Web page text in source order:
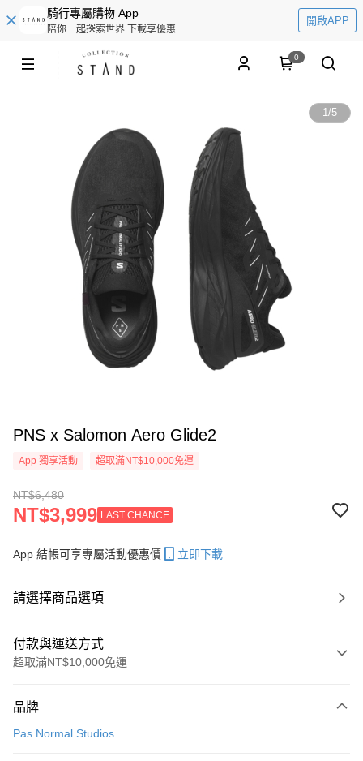
騎行專屬購物 App
陪你一起探索世界 下載享優惠
開啟APP
0
1/5
PNS x Salomon Aero Glide2
App 獨享活動 超取滿NT$10,000免運
NT$6,480
NT$3,999 LAST CHANCE
App 結帳可享專屬活動優惠價 立即下載
請選擇商品選項
付款與運送方式
超取滿NT$10,000免運
信用卡一次付款
品牌
Pas Normal Studios